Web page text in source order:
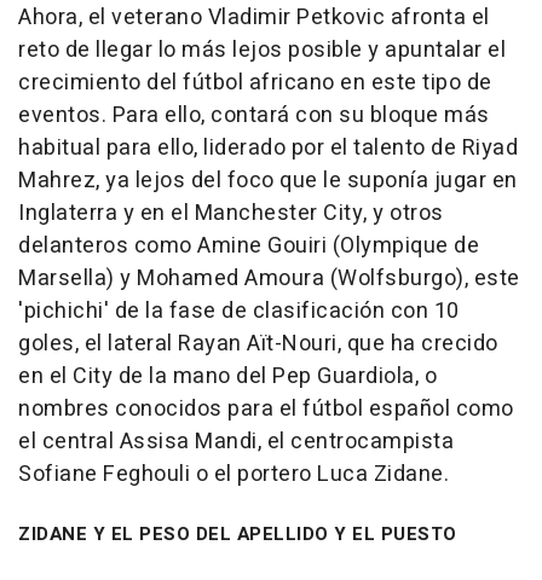
Ahora, el veterano Vladimir Petkovic afronta el
reto de llegar lo más lejos posible y apuntalar el
crecimiento del fútbol africano en este tipo de
eventos. Para ello, contará con su bloque más
habitual para ello, liderado por el talento de Riyad
Mahrez, ya lejos del foco que le suponía jugar en
Inglaterra y en el Manchester City, y otros
delanteros como Amine Gouiri (Olympique de
Marsella) y Mohamed Amoura (Wolfsburgo), este
'pichichi' de la fase de clasificación con 10
goles, el lateral Rayan Aït-Nouri, que ha crecido
en el City de la mano del Pep Guardiola, o
nombres conocidos para el fútbol español como
el central Assisa Mandi, el centrocampista
Sofiane Feghouli o el portero Luca Zidane.
ZIDANE Y EL PESO DEL APELLIDO Y EL PUESTO